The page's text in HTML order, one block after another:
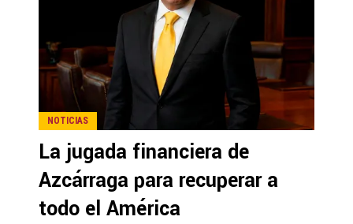
NOTICIAS
La jugada financiera de
Azcárraga para recuperar a
todo el América